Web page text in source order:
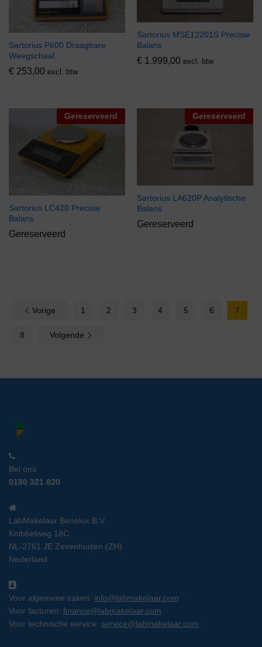
Sartorius P600 Draagbare
Weegschaal
€ 253,00 excl. btw
Sartorius MSE12201S Precisie
Balans
€ 1.999,00 excl. btw
Gereserveerd
Sartorius LC420 Precisie
Balans
Gereserveerd
Gereserveerd
Sartorius LA620P Analytische
Balans
Gereserveerd
Vorige 1 2 3 4 5 6 7
8 Volgende
Bel ons
0180 321 820
LabMakelaar Benelux B.V.
Knibbelweg 18C
NL-2761 JE Zevenhuizen (ZH)
Nederland
Voor algemene zaken: info@labmakelaar.com
Voor facturen: finance@labmakelaar.com
Voor technische service: service@labmakelaar.com